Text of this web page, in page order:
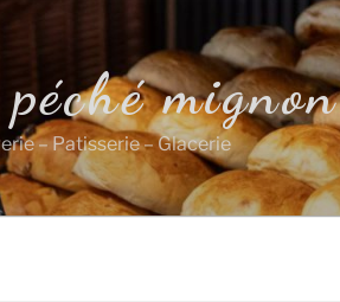
mignon
– Patisserie – Glacerie